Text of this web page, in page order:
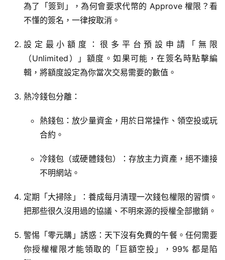
為了「簽到」，為何會要求代幣的 Approve 權限？看
不懂的簽名，一律按取消。
設定最小額度：很多平台預設申請「無限
（Unlimited）」額度。如果可能，在簽名時點擊編
輯，將額度設定為你當次交易需要的數值。
熱冷錢包分離：
熱錢包：放少量資金，用於日常操作、領空投或玩
合約。
冷錢包（或硬體錢包）：存放主力資產，絕不連接
不明網站。
定期「大掃除」：養成每月清理一次錢包權限的習慣。
把那些很久沒用過的協議、不明來源的授權全部撤銷。
警惕「零元購」誘惑：天下沒有免費的午餐。任何需要
你授權權限才能領取的「巨額空投」，99% 都是陷